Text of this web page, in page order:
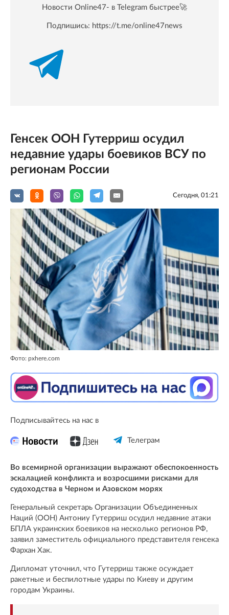
Новости Online47- в Telegram быстрее🚀
Подпишись: https://t.me/online47news
Генсек ООН Гутерриш осудил
недавние удары боевиков ВСУ по
регионам России
Сегодня, 01:21
Фото: pxhere.com
Подписывайтесь на нас в
Телеграм
Во всемирной организации выражают обеспокоенность
эскалацией конфликта и возросшими рисками для
судоходства в Черном и Азовском морях
Генеральный секретарь Организации Объединенных
Наций (ООН) Антониу Гутерриш осудил недавние атаки
БПЛА украинских боевиков на несколько регионов РФ,
заявил заместитель официального представителя генсека
Фархан Хак.
Дипломат уточнил, что Гутерриш также осуждает
ракетные и беспилотные удары по Киеву и другим
городам Украины.